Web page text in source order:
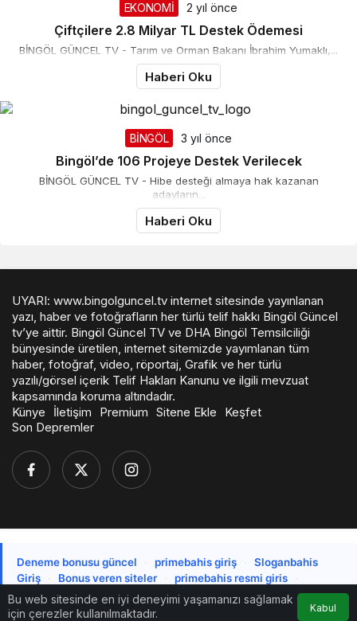
EKONOMİ 2 yıl önce
Çiftçilere 2.8 Milyar TL Destek Ödemesi
BİNGÖL GÜNCEL TV - Tarım ve Orman Bakanı İbrahim Yumaklı,...
Haberi Oku
BİNGÖL 3 yıl önce
Bingöl’de 106 Projeye Destek Verilecek
BİNGÖL GÜNCEL TV - Hibe desteği almaya hak kazanan
adayların...
Haberi Oku
Bu web sitesinde en iyi deneyimi yaşamanızı sağlamak
için çerezler kullanılmaktadır.
Kabul
UYARI: www.bingolguncel.tv internet sitesinde yayınlanan
yazı, haber ve fotoğrafların her türlü telif hakkı Bingöl Güncel
tv’ye aittir. Bingöl Güncel TV ve DHA Bingöl Temsilciliği
bünyesinde üretilen, internet sitemizde yayımlanan tüm
haber, fotoğraf, video, röportaj, Grafik ve her türlü
yazılı/görsel içerik Telif Hakları Kanunu ve ilgili mevzuat
kapsamında koruma altındadır.
Künye
İletişim Premium Sitene Ekle
Keşfet
Son Depremler
Deneme bonusu güncel · primebahis giriş ·
Sloganbahis
Giriş
· Bonus veren siteler · primebahis resmi giris
·
Deneme bonusu veren siteler
· Deneme bonusu
Güvenilir
bahis siteleri · Casino siteleri